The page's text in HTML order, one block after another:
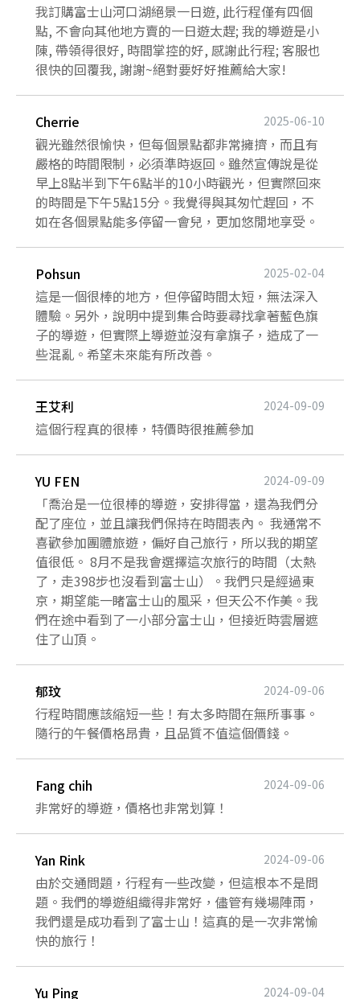
我訂購富士山河口湖絕景一日遊, 此行程僅有四個
點, 不會向其他地方賣的一日遊太趕; 我的導遊是小
陳, 帶領得很好, 時間掌控的好, 感謝此行程; 客服也
很快的回覆我, 謝謝~絕對要好好推薦給大家!
Cherrie 2025-06-10
觀光雖然很愉快，但每個景點都非常擁擠，而且有
嚴格的時間限制，必須準時返回。雖然宣傳說是從
早上8點半到下午6點半的10小時觀光，但實際回來
的時間是下午5點15分。我覺得與其匆忙趕回，不
如在各個景點能多停留一會兒，更加悠閒地享受。
Pohsun 2025-02-04
這是一個很棒的地方，但停留時間太短，無法深入
體驗。另外，說明中提到集合時要尋找拿著藍色旗
子的導遊，但實際上導遊並沒有拿旗子，造成了一
些混亂。希望未來能有所改善。
王艾利 2024-09-09
這個行程真的很棒，特價時很推薦參加
YU FEN 2024-09-09
「喬治是一位很棒的導遊，安排得當，還為我們分
配了座位，並且讓我們保持在時間表內。 我通常不
喜歡參加團體旅遊，偏好自己旅行，所以我的期望
值很低。 8月不是我會選擇這次旅行的時間（太熱
了，走398步也沒看到富士山）。我們只是經過東
京，期望能一睹富士山的風采，但天公不作美。我
們在途中看到了一小部分富士山，但接近時雲層遮
住了山頂。
郁玟 2024-09-06
行程時間應該縮短一些！有太多時間在無所事事。
隨行的午餐價格昂貴，且品質不值這個價錢。
Fang chih 2024-09-06
非常好的導遊，價格也非常划算！
Yan Rink 2024-09-06
由於交通問題，行程有一些改變，但這根本不是問
題。我們的導遊組織得非常好，儘管有幾場陣雨，
我們還是成功看到了富士山！這真的是一次非常愉
快的旅行！
Yu Ping 2024-09-04